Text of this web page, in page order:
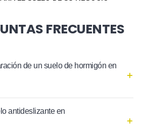
FRECUENTES
de un suelo de hormigón en
antideslizante en